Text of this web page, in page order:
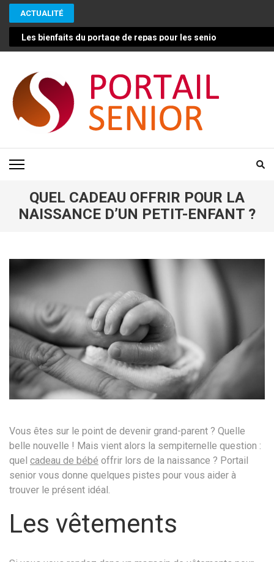
Aller
contenu
(Pressez
ACTUALITÉ
Les bienfaits du portage de repas pour les seniors : une
PORTAIL SENIOR
QUEL CADEAU OFFRIR POUR LA
NAISSANCE D’UN PETIT-ENFANT ?
Vous êtes sur le point de devenir grand-parent ? Quelle
belle nouvelle ! Mais vient alors la sempiternelle question :
quel cadeau de bébé offrir lors de la naissance ? Portail
senior vous donne quelques pistes pour vous aider à
trouver le présent idéal.
Les vêtements